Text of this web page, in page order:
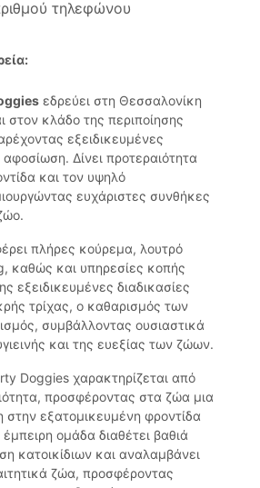
τηλεφώνου
εδρεύει στη Θεσσαλονίκη
στον κλάδο της περιποίησης
εξειδικευμένες
Δίνει προτεραιότητα
και τον υψηλό
ευχάριστες συνθήκες
πλήρες κούρεμα, λουτρό
καθώς και υπηρεσίες κοπής
εξειδικευμένες διαδικασίες
τρίχας, ο καθαρισμός των
συμβάλλοντας ουσιαστικά
και της ευεξίας των ζώων.
Doggies χαρακτηρίζεται από
προσφέροντας στα ζώα μια
εξατομικευμένη φροντίδα
ομάδα διαθέτει βαθιά
κατοικίδιων και αναλαμβάνει
ζώα, προσφέροντας